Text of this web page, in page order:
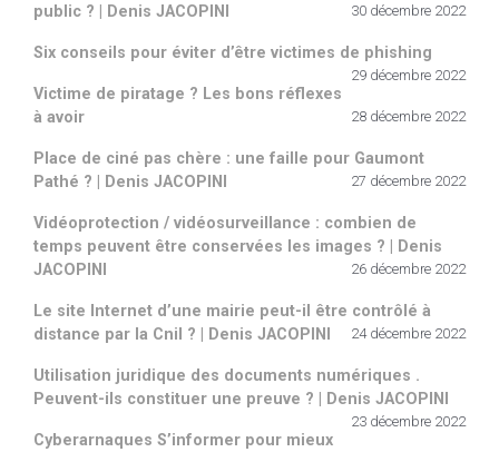
public ? | Denis JACOPINI
30 décembre 2022
Six conseils pour éviter d’être victimes de phishing
29 décembre 2022
Victime de piratage ? Les bons réflexes
à avoir
28 décembre 2022
Place de ciné pas chère : une faille pour Gaumont
Pathé ? | Denis JACOPINI
27 décembre 2022
Vidéoprotection / vidéosurveillance : combien de
temps peuvent être conservées les images ? | Denis
JACOPINI
26 décembre 2022
Le site Internet d’une mairie peut-il être contrôlé à
distance par la Cnil ? | Denis JACOPINI
24 décembre 2022
Utilisation juridique des documents numériques .
Peuvent-ils constituer une preuve ? | Denis JACOPINI
23 décembre 2022
Cyberarnaques S’informer pour mieux